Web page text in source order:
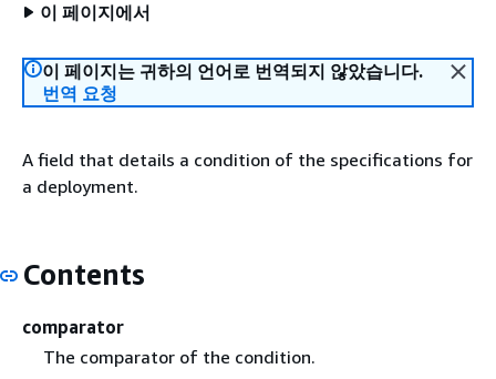
이 페이지에서
이 페이지는 귀하의 언어로 번역되지 않았습니다.
번역 요청
A field that details a condition of the specifications for
a deployment.
Contents
comparator
The comparator of the condition.